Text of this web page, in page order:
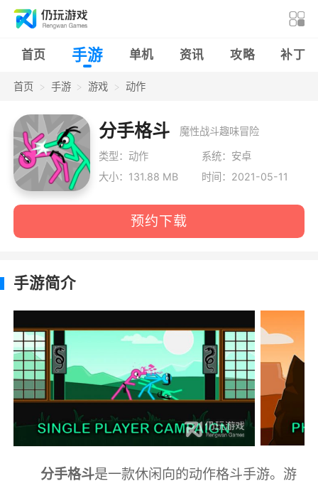
首页 手游 单机 资讯 攻略 补丁
首页 手游 游戏 动作
分手格斗 魔性战斗趣味冒险
类型：动作
系统：安卓
大小：131.88 MB
时间：2021-05-11
预约下载
手游简介
分手格斗是一款休闲向的动作格斗手游。游